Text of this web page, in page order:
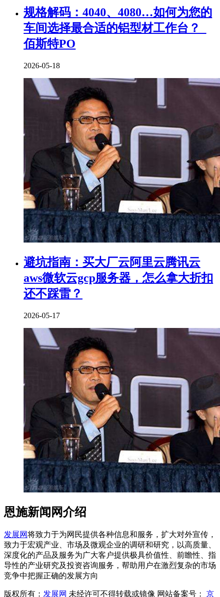
规格解码：4040、4080…如何为您的
车间选择最合适的铝型材工作台？_
佰斯特PO
2026-05-18
避坑指南：买大厂云阿里云腾讯云
aws微软云gcp服务器，怎么拿大折扣
还不踩雷？
2026-05-17
恩施新闻网介绍
发展网将致力于为网民提供各种信息和服务，扩大对外宣传，
致力于宏观产业、市场及微观企业的调研和研究，以高质量、
深度化的产品及服务为广大客户提供极具价值性、前瞻性、指
导性的产业研究及投资咨询服务，帮助用户在激烈复杂的市场
竞争中把握正确的发展方向
版权所有： 发展网 未经许可不得转载或镜像 网站备案号： 京